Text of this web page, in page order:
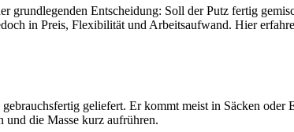
grundlegenden Entscheidung: Soll der Putz fertig
in Preis, Flexibilität und Arbeitsaufwand. Hier
geliefert. Er kommt meist in Säcken
und die Masse kurz aufrühren.